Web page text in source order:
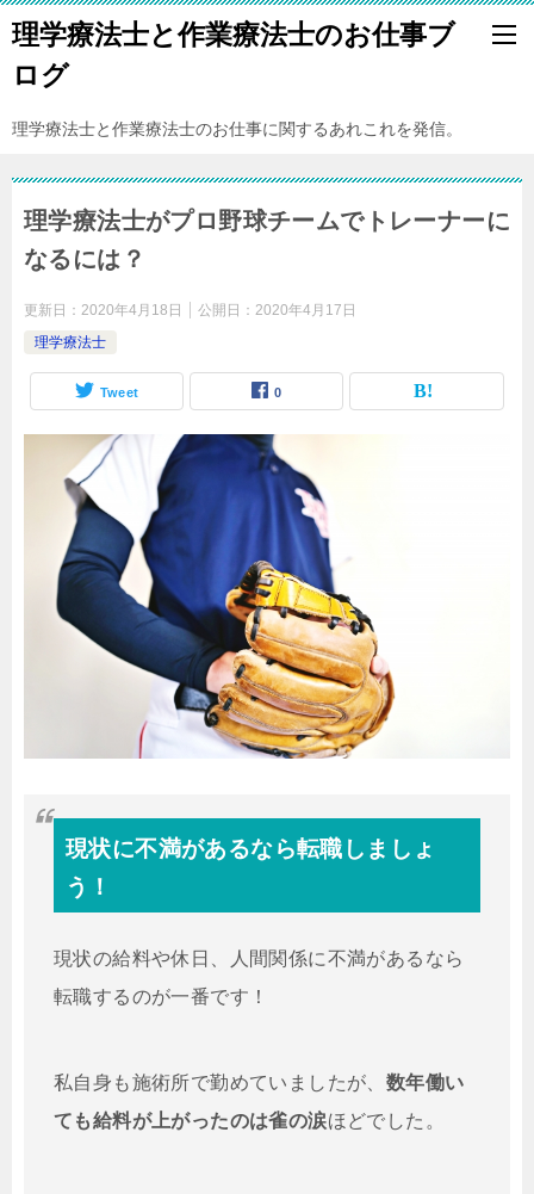
理学療法士と作業療法士のお仕事ブ
ログ
理学療法士と作業療法士のお仕事に関するあれこれを発信。
理学療法士がプロ野球チームでトレーナーに
なるには？
更新日： 2020年4月18日 公開日： 2020年4月17日
理学療法士
Tweet 0
現状に不満があるなら転職しましょ
う！
現状の給料や休日、人間関係に不満があるなら
転職するのが一番です！
私自身も施術所で勤めていましたが、 数年働い
ても給料が上がったのは雀の涙ほどでした。